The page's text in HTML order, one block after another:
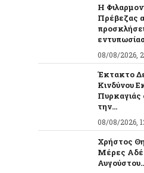
Η
Πρέβεζας
08/08/2026,
Έκτακτο
Κινδύνου
την...
08/08/2026,
Χρήστος
Μέρες